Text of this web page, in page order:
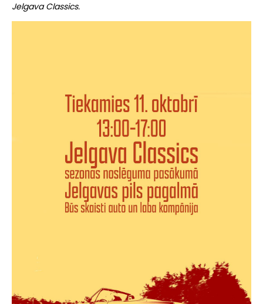
Jelgava Classics.